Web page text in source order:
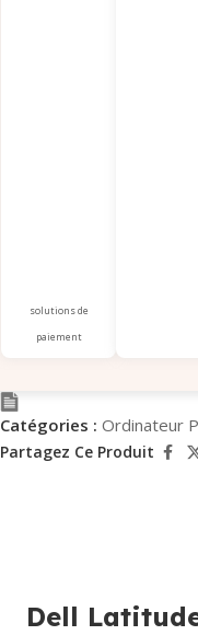
solutions de
paiement
Catégories : Ordinateur
Partagez Ce Produit
Dell